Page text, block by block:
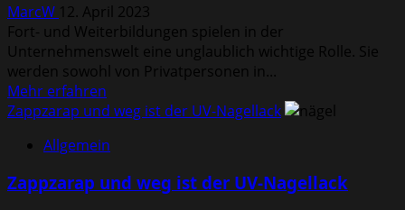
eine
berufliche
Neuorientierung
Ihre
Karriere
auf
den
Kopf
stellen
kann
MarcW 12. April 2023
Fort- und Weiterbildungen spielen in der
Unternehmenswelt eine unglaublich wichtige Rolle. Sie
werden sowohl von Privatpersonen in...
Mehr erfahren
Informationen
Die
von
Zappzarap und weg ist der UV-Nagellack
Allgemein
Zappzarap und weg ist der UV-Nagellack